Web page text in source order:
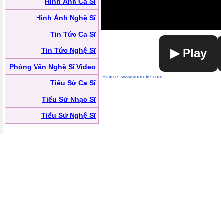
Hình Ảnh Nghệ Sĩ
Tin Tức Ca Sĩ
Tin Tức Nghệ Sĩ
Phỏng Vấn Nghệ Sĩ Video
Tiểu Sử Ca Sĩ
Tiểu Sử Nhạc Sĩ
Tiểu Sử Nghệ Sĩ
▶ Play
Source: www.youtube.com